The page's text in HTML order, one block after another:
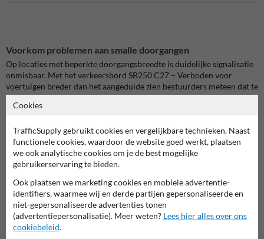
Voorkom problemen aan smalle doorgangen
Op locaties met beperkte doorgangsbreedte is duidelijke signalisatie
onmisbaar. Met het verkeersbord SB250 C27 – Verboden voor
voertuigen breder dan het aangeduide zien bestuurders meteen dat te
brede voertuigen deze route niet mogen nemen. Zo vermijd je
vastzittende voertuigen, schade aan infrastructuur en onnodige
Ideaal voor tunnels, poorten en andere krappe doorgangen
Dit verbodsbord komt goed tot zijn recht op plaatsen waar de
beschikbare breedte een cruciale rol speelt. Denk aan tunnels, smalle
poorten, doorgangen tussen gebouwen, bruggen, werfzones of
toegangen tot private sites. Het bord helpt om chauffeurs tijdig te
waarschuwen en ondersteunt een vlottere en veiligere
verkeersorganisatie.
Cookies
TrafficSupply gebruikt cookies en vergelijkbare technieken. Naast
functionele cookies, waardoor de website goed werkt, plaatsen
we ook analytische cookies om je de best mogelijke
gebruikerservaring te bieden.
Ook plaatsen we marketing cookies en mobiele advertentie-
identifiers, waarmee wij en derde partijen gepersonaliseerde en
niet-gepersonaliseerde advertenties tonen
(advertentiepersonalisatie). Meer weten? Lees hier alles over ons
cookiebeleid.